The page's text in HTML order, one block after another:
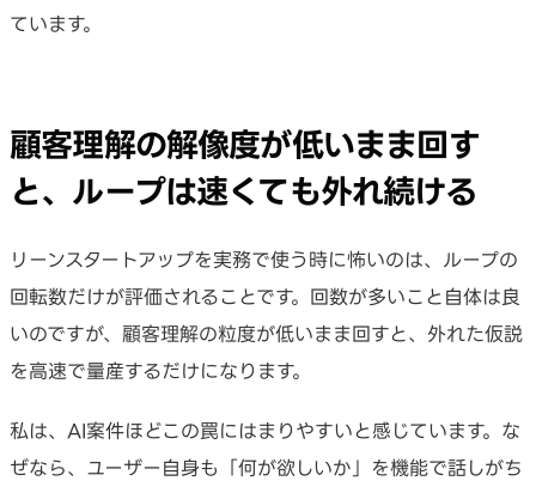
ています。
顧客理解の解像度が低いまま回す
と、ループは速くても外れ続ける
リーンスタートアップを実務で使う時に怖いのは、ループの
回転数だけが評価されることです。回数が多いこと自体は良
いのですが、顧客理解の粒度が低いまま回すと、外れた仮説
を高速で量産するだけになります。
私は、AI案件ほどこの罠にはまりやすいと感じています。な
ぜなら、ユーザー自身も「何が欲しいか」を機能で話しがち